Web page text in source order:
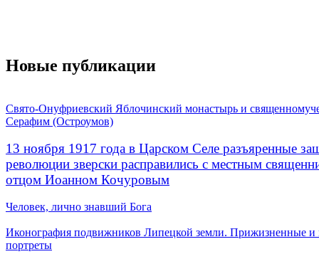
Новые публикации
Свято-Онуфриевский Яблочинский монастырь и
Серафим (Остроумов)
13 ноября 1917 года в Царском Селе разъяренные
революции зверски расправились с местным
отцом Иоанном Кочуровым
Человек, лично знавший Бога
Иконография подвижников Липецкой земли. Прижизненные и
портреты